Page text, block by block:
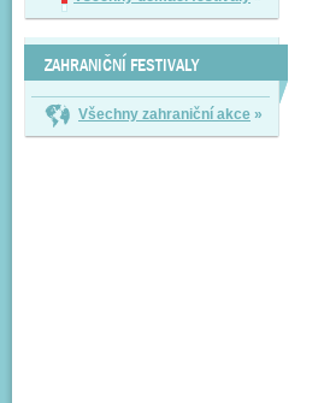
ZAHRANIČNÍ FESTIVALY
Všechny zahraniční akce »